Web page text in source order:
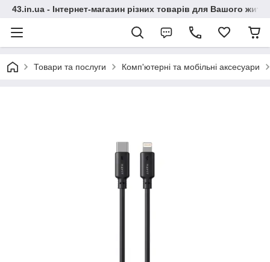
43.in.ua - Інтернет-магазин різних товарів для Вашого
Товари та послуги Комп'ютерні та мобільні аксесуари